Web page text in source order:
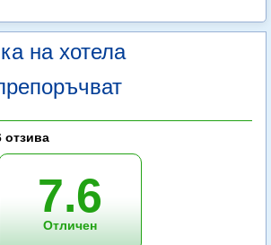
на хотела
отзива
7.6
Отличен